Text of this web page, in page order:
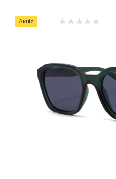
Акція